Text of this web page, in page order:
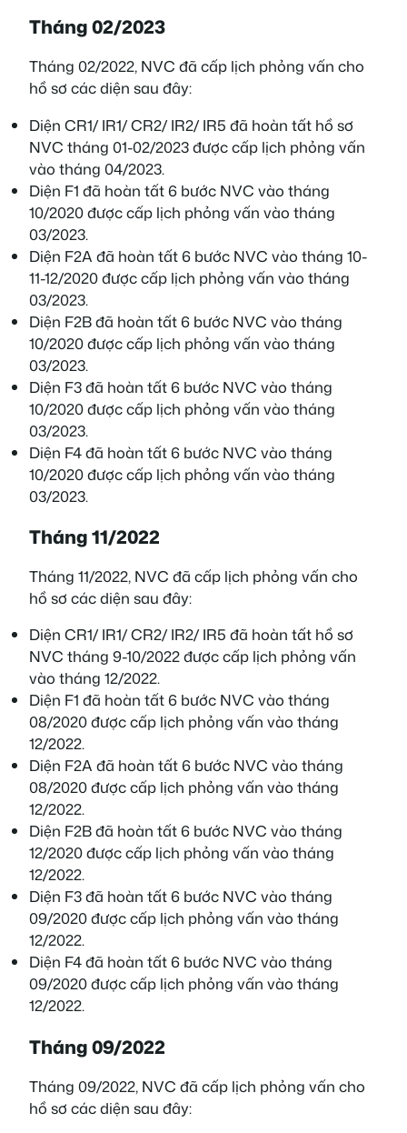
Tháng 02/2023
Tháng 02/2022, NVC đã cấp lịch phỏng vấn cho
hồ sơ các diện sau đây:
Diện CR1/ IR1/ CR2/ IR2/ IR5 đã hoàn tất hồ sơ
NVC tháng 01-02/2023 được cấp lịch phỏng vấn
vào tháng 04/2023.
Diện F1 đã hoàn tất 6 bước NVC vào tháng
10/2020 được cấp lịch phỏng vấn vào tháng
03/2023.
Diện F2A đã hoàn tất 6 bước NVC vào tháng 10-
11-12/2020 được cấp lịch phỏng vấn vào tháng
03/2023.
Diện F2B đã hoàn tất 6 bước NVC vào tháng
10/2020 được cấp lịch phỏng vấn vào tháng
03/2023.
Diện F3 đã hoàn tất 6 bước NVC vào tháng
10/2020 được cấp lịch phỏng vấn vào tháng
03/2023.
Diện F4 đã hoàn tất 6 bước NVC vào tháng
10/2020 được cấp lịch phỏng vấn vào tháng
03/2023.
Tháng 11/2022
Tháng 11/2022, NVC đã cấp lịch phỏng vấn cho
hồ sơ các diện sau đây:
Diện CR1/ IR1/ CR2/ IR2/ IR5 đã hoàn tất hồ sơ
NVC tháng 9-10/2022 được cấp lịch phỏng vấn
vào tháng 12/2022.
Diện F1 đã hoàn tất 6 bước NVC vào tháng
08/2020 được cấp lịch phỏng vấn vào tháng
12/2022.
Diện F2A đã hoàn tất 6 bước NVC vào tháng
08/2020 được cấp lịch phỏng vấn vào tháng
12/2022.
Diện F2B đã hoàn tất 6 bước NVC vào tháng
12/2020 được cấp lịch phỏng vấn vào tháng
12/2022.
Diện F3 đã hoàn tất 6 bước NVC vào tháng
09/2020 được cấp lịch phỏng vấn vào tháng
12/2022.
Diện F4 đã hoàn tất 6 bước NVC vào tháng
09/2020 được cấp lịch phỏng vấn vào tháng
12/2022.
Tháng 09/2022
Tháng 09/2022, NVC đã cấp lịch phỏng vấn cho
hồ sơ các diện sau đây: